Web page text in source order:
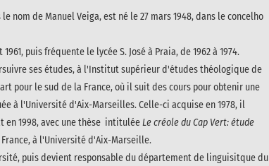
nom de Manuel Veiga, est né le 27 mars 1948, dans le concelho
puis fréquente le lycée S. José à Praia, de 1962 à 1974.
ses études, à l'Institut supérieur d'études théologique de
pour le sud de la France, où il suit des cours pour obtenir une
à l'Université d'Aix-Marseilles. Celle-ci acquise en 1978, il
en 1998, avec une thèse intituléeLe créole du Cap Vert: étude
France, à l'Université d'Aix-Marseille.
puis devient responsable du département de linguisitque du